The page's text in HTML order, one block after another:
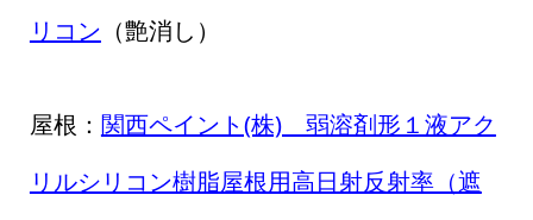
リコン （艶消し）
屋根： 関西ペイント(株) 弱溶剤形１液アク
リルシリコン樹脂屋根用高日射反射率（遮